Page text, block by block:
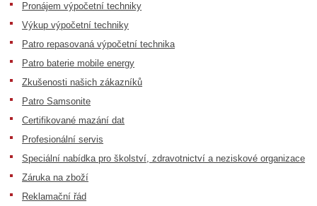
Pronájem výpočetní techniky
Výkup výpočetní techniky
Patro repasovaná výpočetní technika
Patro baterie mobile energy
Zkušenosti našich zákazníků
Patro Samsonite
Certifikované mazání dat
Profesionální servis
Speciální nabídka pro školství, zdravotnictví a neziskové organizace
Záruka na zboží
Reklamační řád